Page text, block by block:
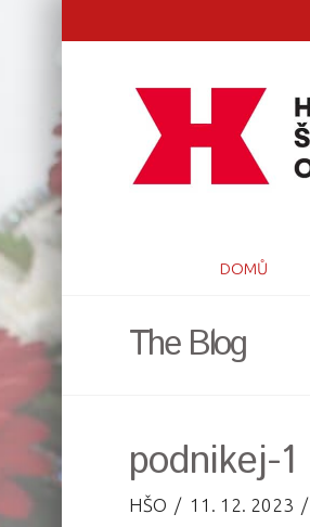
DOMŮ
The Blog
podnikej-1
HŠO 11. 12. 2023